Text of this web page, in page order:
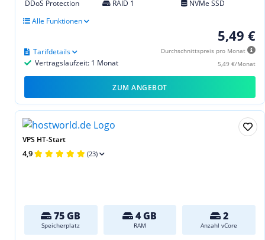
DDoS Protection RAID 1
NVMe SSD
Alle Funktionen
5,49 €
Durchschnittspreis pro Monat
5,49 €/Monat
Vertragslaufzeit: 1 Monat
Tarifdetails
ZUM ANGEBOT
VPS HT-Start
4,9 (23)
75 GB
Speicherplatz
4 GB
RAM
2
Anzahl vCore